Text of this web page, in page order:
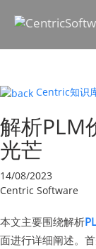
Centric知识
解析PLM
光芒
14/08/2023
Centric Software
本文主要围绕解析
面进行详细阐述。